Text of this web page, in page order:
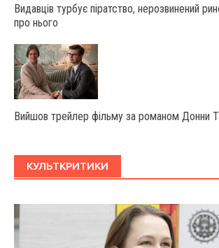
Видавців турбує піратство, нерозвинений
про нього
Вийшов трейлер фільму за романом Донни
КУЛЬТКРИТИКИ